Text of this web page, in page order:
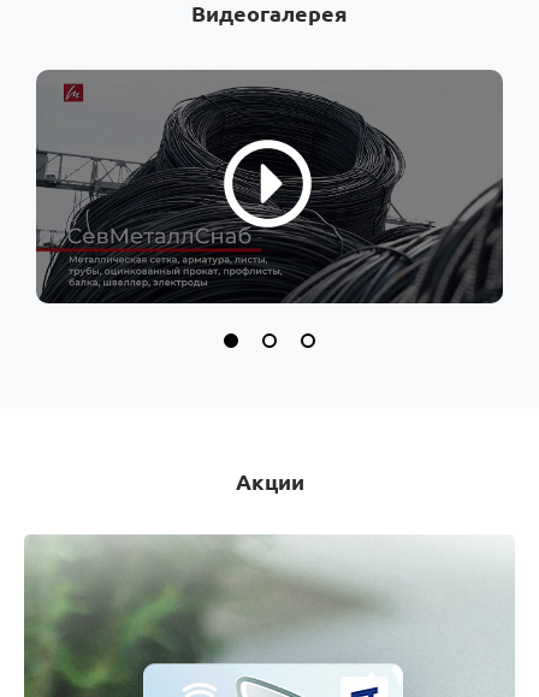
Видеогалерея
Акции